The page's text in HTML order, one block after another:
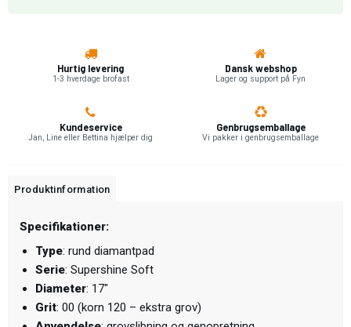
Hurtig levering
1-3 hverdage brofast
Dansk webshop
Lager og support på Fyn
Kundeservice
Jan, Line eller Bettina hjælper dig
Genbrugsemballage
Vi pakker i genbrugsemballage
Produktinformation
Specifikationer:
Type: rund diamantpad
Serie: Supershine Soft
Diameter: 17"
Grit: 00 (korn 120 – ekstra grov)